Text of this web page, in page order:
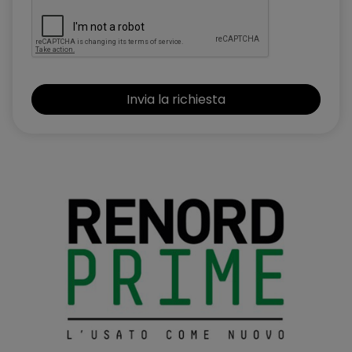
Privacy Glass (vetri posteriori oscurati)
Retrovisori esterni elettrici, riscaldati con sensore di
temperatura, ripiegabili
Sedili anteriori regolabili meccanicamente a 6 vie
Sedili posteriori regolabili longitudinalmente, ripiegabili 1/3 -
Sellerie in misto similpelle / tessuto grigio sfumato
Sensori di parcheggio anteriori, posteriori e laterali